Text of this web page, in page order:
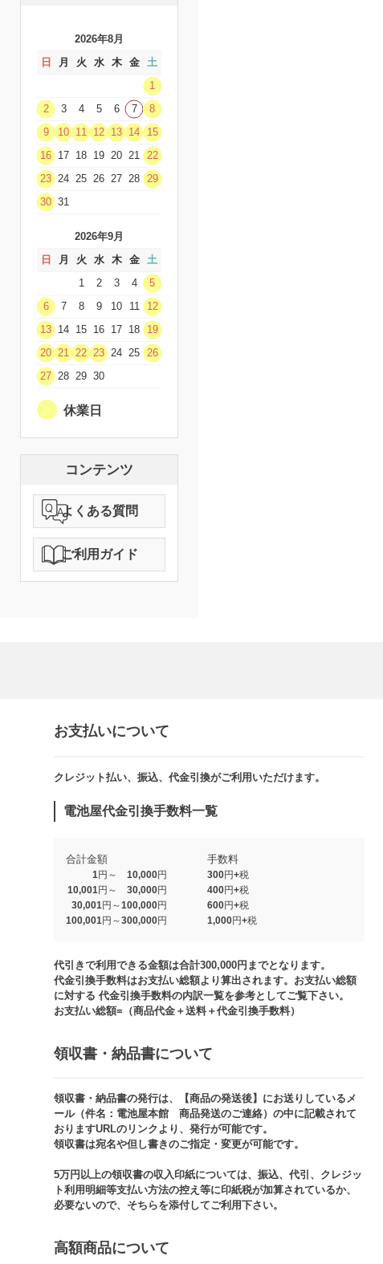
2026年8月
日
月 火 水 木 金
土
1
2
3 4 5 6 7
8
9
10 11 12 13 14
15
16 17 18 19 20 21 22
23 24 25 26 27 28 29
30 31
2026年9月
日
月 火 水 木 金
土
1
2 3 4
5
6
7 8 9 10 11
12
13 14 15 16 17 18
19
20 21 22 23 24 25 26
27 28 29 30
休業日
コンテンツ
よくある質問
ご利用ガイド
お支払いについて
クレジット払い、振込、代金引換がご利用いただけます。​​
電池屋代金引換手数料一覧
合計金額 手数料
1円～ 10,000円
300円+税
10,001円～ 30,000円
400円+税
30,001円～100,000円
600円+税
100,001円～300,000円
1,000円+税​
代引きで利用できる金額は合計300,000円までとなります。
代金引換手数料はお支払い総額より算出されます。お支払い総額
に対する 代金引換手数料の内訳一覧を参考としてご覧下さい。​
お支払い総額=（商品代金＋送料＋代金引換手数料）​
領収書・納品書について​
領収書・納品書の発行は、【商品の発送後】にお送りしているメ
ール（件名：電池屋本館 商品発送のご連絡）の中に記載されて
おりますURLのリンクより、発行が可能です。
領収書は宛名や但し書きのご指定・変更が可能です。​​
5万円以上の領収書の収入印紙については、振込、代引、クレジッ
ト利用明細等支払い方法の控え等に印紙税が加算されているか、
必要ないので、そちらを添付してご利用下さい。
高額商品について​